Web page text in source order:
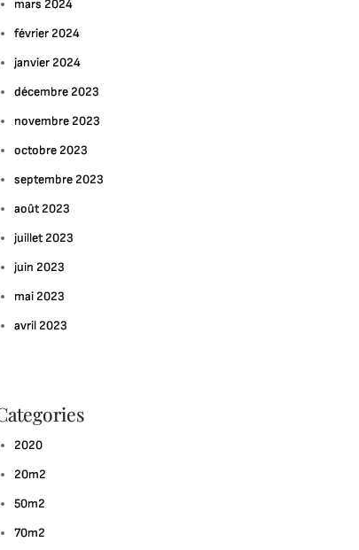
mars 2024
février 2024
janvier 2024
décembre 2023
novembre 2023
octobre 2023
septembre 2023
août 2023
juillet 2023
juin 2023
mai 2023
avril 2023
2020
20m2
50m2
70m2